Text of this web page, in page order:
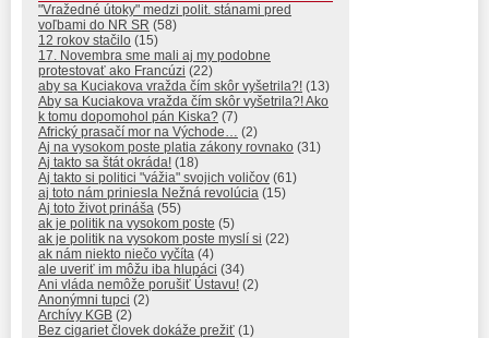
"Vražedné útoky" medzi polit. stánami pred
voľbami do NR SR (58)
12 rokov stačilo (15)
17. Novembra sme mali aj my podobne
protestovať ako Francúzi (22)
aby sa Kuciakova vražda čím skôr vyšetrila?! (13)
Aby sa Kuciakova vražda čím skôr vyšetrila?! Ako
k tomu dopomohol pán Kiska? (7)
Africký prasačí mor na Východe… (2)
Aj na vysokom poste platia zákony rovnako (31)
Aj takto sa štát okráda! (18)
Aj takto si politici "vážia" svojich voličov (61)
aj toto nám priniesla Nežná revolúcia (15)
Aj toto život prináša (55)
ak je politik na vysokom poste (5)
ak je politik na vysokom poste myslí si (22)
ak nám niekto niečo vyčíta (4)
ale uveriť im môžu iba hlupáci (34)
Ani vláda nemôže porušiť Ústavu! (2)
Anonýmni tupci (2)
Archívy KGB (2)
Bez cigariet človek dokáže prežiť (1)